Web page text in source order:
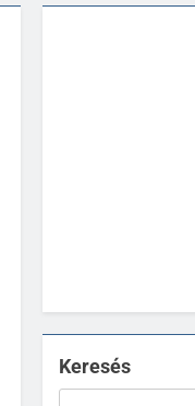
Keresés